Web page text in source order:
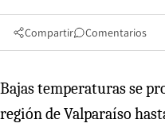
Compartir Comentarios
Bajas temperaturas se
región de Valparaíso